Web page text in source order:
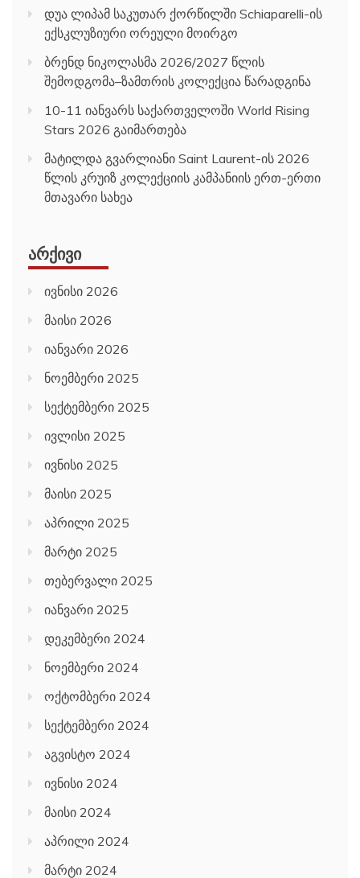
დუა ლიპამ საკუთარ ქორწილში Schiaparelli-ის
ექსკლუზიური ორეული მოირგო
ბრენდ ნიკოლასმა 2026/2027 წლის
შემოდგომა–ზამთრის კოლექცია წარადგინა
10-11 იანვარს საქართველოში World Rising
Stars 2026 გაიმართება
მატილდა გვარლიანი Saint Laurent-ის 2026
წლის კრუიზ კოლექციის კამპანიის ერთ-ერთი
მთავარი სახეა
ᲐᲠᲥᲘᲕᲘ
ივნისი 2026
მაისი 2026
იანვარი 2026
ნოემბერი 2025
სექტემბერი 2025
ივლისი 2025
ივნისი 2025
მაისი 2025
აპრილი 2025
მარტი 2025
თებერვალი 2025
იანვარი 2025
დეკემბერი 2024
ნოემბერი 2024
ოქტომბერი 2024
სექტემბერი 2024
აგვისტო 2024
ივნისი 2024
მაისი 2024
აპრილი 2024
მარტი 2024